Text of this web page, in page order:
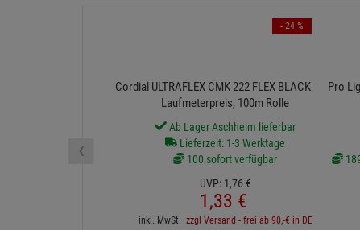
Cordial ULTRAFLEX CMK 222 FLEX BLACK 100 -
Laufmeterpreis, 100m Rolle
Ab Lager Aschheim lieferbar
Lieferzeit: 1-3 Werktage
100 sofort verfügbar
UVP: 1,76 €
1,33 €
inkl. MwSt. zzgl Versand - frei ab 90,-€ in DE
- 24 %
Pro
‹